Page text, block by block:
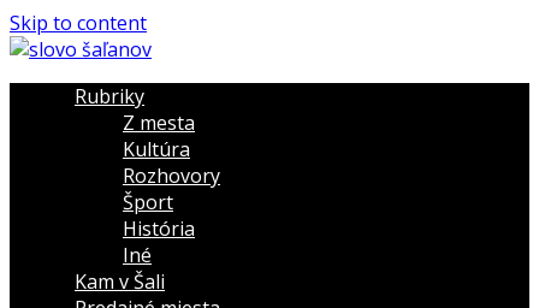
Skip to content
Rubriky
Z mesta
Kultúra
Rozhovory
Šport
História
Iné
Kam v Šali